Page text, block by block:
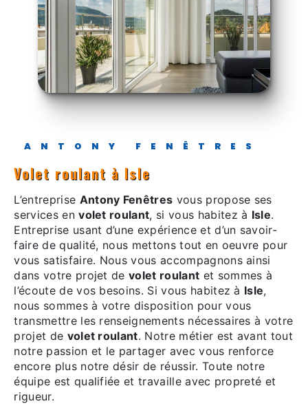
ANTONY FENÊTRES
volet roulant à Isle
L’entreprise Antony Fenêtres vous propose ses
services envolet roulant, si vous habitez à Isle.
Entreprise usant d’une expérience et d’un savoir-
faire de qualité, nous mettons tout en oeuvre pour
vous satisfaire. Nous vous accompagnons ainsi
dans votre projet devolet roulant et sommes à
l’écoute de vos besoins. Si vous habitez à Isle,
nous sommes à votre disposition pour vous
transmettre les renseignements nécessaires à votre
projet de volet roulant. Notre métier est avant tout
notre passion et le partager avec vous renforce
encore plus notre désir de réussir. Toute notre
équipe est qualifiée et travaille avec propreté et
rigueur.